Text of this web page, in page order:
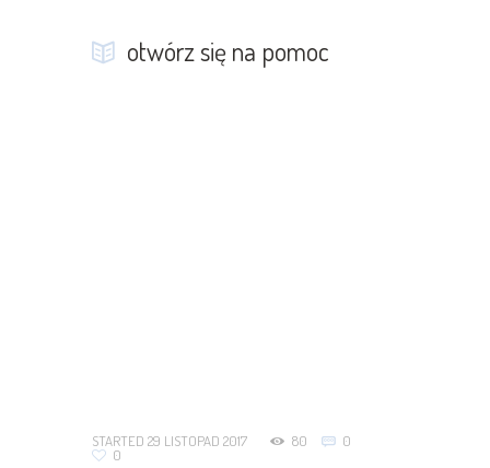
otwórz się na pomoc
STARTED 29 LISTOPAD 2017 80
0
0